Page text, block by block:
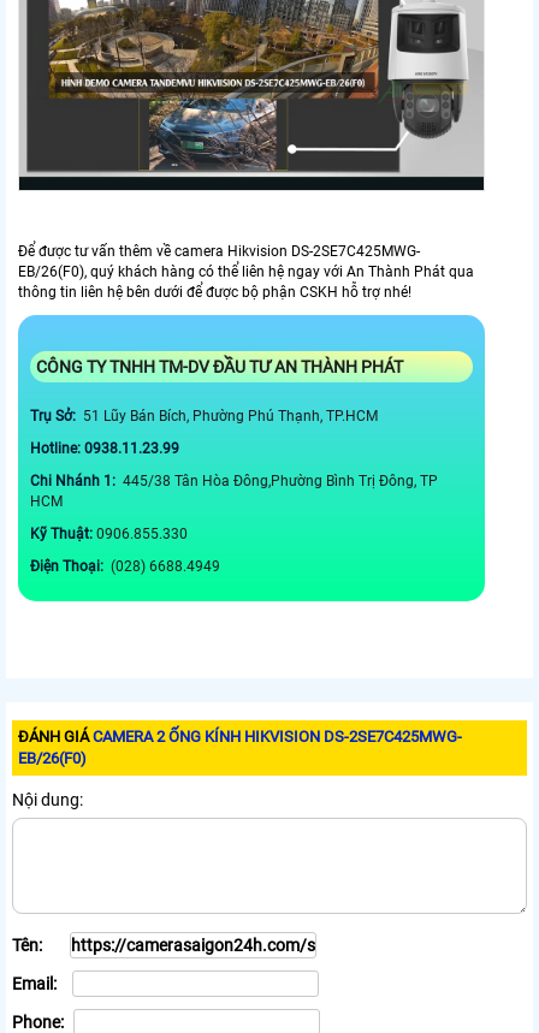
Để được tư vấn thêm về camera Hikvision DS-2SE7C425MWG-
EB/26(F0), quý khách hàng có thể liên hệ ngay với An Thành Phát qua
thông tin liên hệ bên dưới để được bộ phận CSKH hỗ trợ nhé!
CÔNG TY TNHH TM-DV ĐẦU TƯ AN THÀNH PHÁT
Trụ Sở: 51 Lũy Bán Bích, Phường Phú Thạnh, TP.HCM
Hotline: 0938.11.23.99
Chi Nhánh 1: 445/38 Tân Hòa Đông,Phường Bình Trị Đông, TP
HCM
Kỹ Thuật: 0906.855.330
Điện Thoại: (028) 6688.4949
ĐÁNH GIÁCAMERA 2 ỐNG KÍNH HIKVISION DS-2SE7C425MWG-
EB/26(F0)
Nội dung:
Tên:
Email:
Phone: